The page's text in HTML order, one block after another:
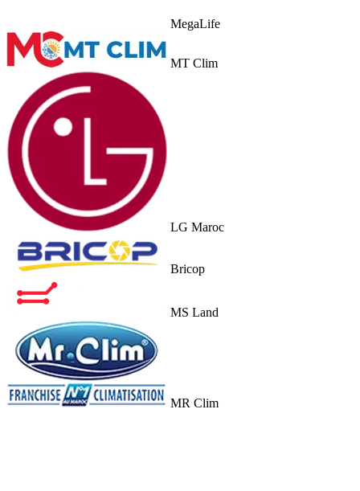
MegaLife
MT Clim
LG Maroc
Bricop
MS Land
MR Clim